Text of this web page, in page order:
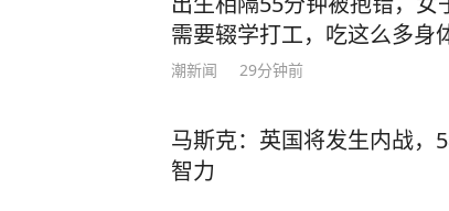
养。经过综合评估，确定无缘
遗憾，但健康永远是一切的前
一步调整状态。祝愿国家队在
女子排球队在国家体育总局训
为李盈莹。视觉中国 图 今年4
需要辍学打工，吃这么多身
潮新闻 29分钟前
马斯克：英国将发生内战，
智力